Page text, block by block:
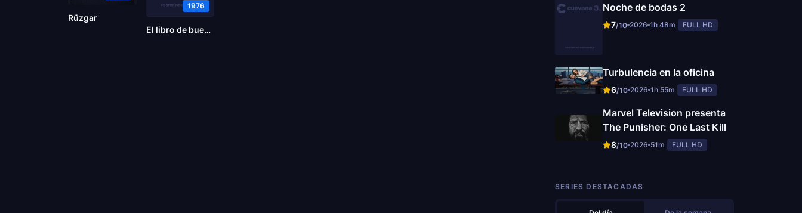
Rüzgar
1976
El libro de buen amor II
Noche de bodas 2
7/10 2026 1h 48m FULL HD
Turbulencia en la oficina
6/10 2026 1h 55m FULL HD
Marvel Television presenta
The Punisher: One Last Kill
8/10 2026 51m FULL HD
SERIES DESTACADAS